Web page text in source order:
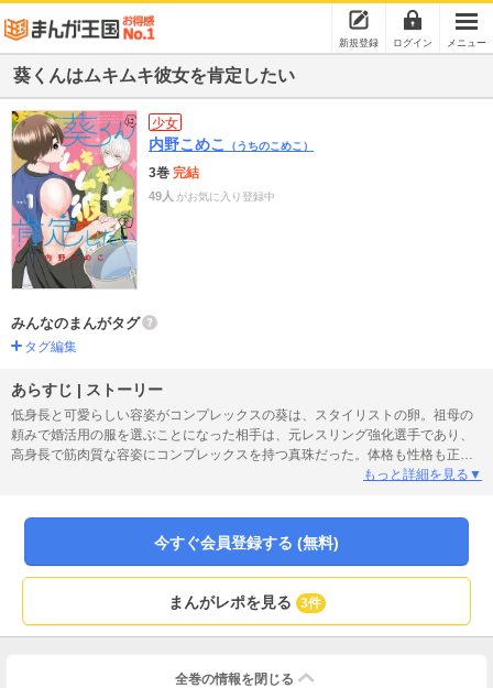
新規登録 ログイン メニュー
葵くんはムキムキ彼女を肯定したい
少女
内野こめこ （うちのこめこ）
3巻 完結
49人 がお気に入り登録中
みんなのまんがタグ
タグ編集
あらすじ | ストーリー
低身長と可愛らしい容姿がコンプレックスの葵は、スタイリストの卵。祖母の
頼みで婚活用の服を選ぶことになった相手は、元レスリング強化選手であり、
高身長で筋肉質な容姿にコンプレックスを持つ真珠だった。体格も性格も正反
対の二人は、真珠の婚活の成功を目指して共に行動するようになるのだが…？
もっと詳細を見る▼
今すぐ会員登録する (無料)
まんがレポを見る 3件
全巻の情報を 閉じる